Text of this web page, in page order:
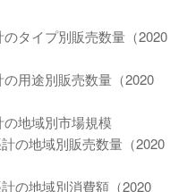
タイプ別販売数量（2020
用途別販売数量（2020
地域別市場規模
の地域別販売数量（2020
の地域別消費額（2020